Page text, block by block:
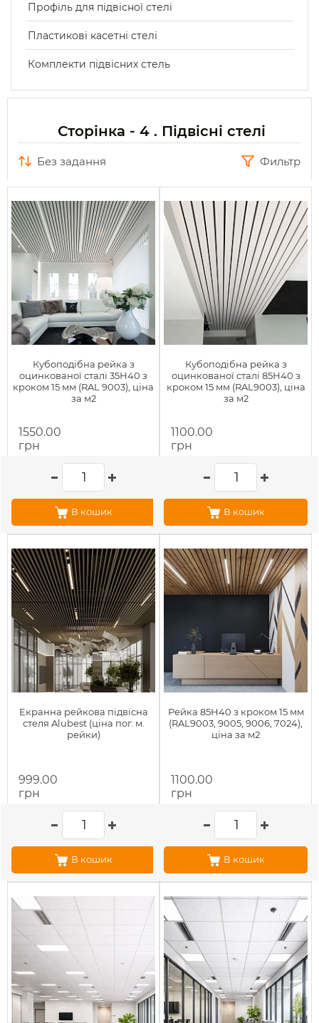
Профіль для підвісної стелі
Пластикові касетні стелі
Комплекти підвісних стель
Сторінка - 4 . Підвісні стелі
без задання Фильтр
Кубоподібна рейка з
оцинкованої сталі 35Н40 з
кроком 15 мм (RAL 9003), ціна
за м2
1550.00
грн
В кошик
Кубоподібна рейка з
оцинкованої сталі 85Н40 з
кроком 15 мм (RAL9003), ціна
за м2
1100.00
грн
В кошик
Екранна рейкова підвісна
стеля Alubest (ціна пог. м.
рейки)
999.00
грн
В кошик
Рейка 85Н40 з кроком 15 мм
(RAL9003, 9005, 9006, 7024),
ціна за м2
1100.00
грн
В кошик